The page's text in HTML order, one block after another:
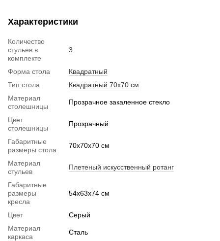
Характеристики
Количество
стульев в
комплекте
3
Форма стола
Квадратный
Тип стола
Квадратный 70х70 см
Материал
столешницы
Прозрачное закаленное стекло
Цвет
столешницы
Прозрачный
Габаритные
размеры стола
70x70x70 см
Материал
стульев
Плетеный искусственный ротанг
Габаритные
размеры
кресла
54х63x74 см
Цвет
Серый
Материал
каркаса
Сталь